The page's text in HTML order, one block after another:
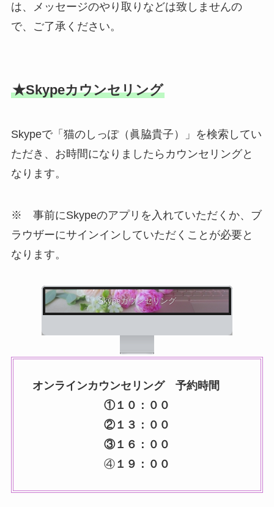
は、メッセージのやり取りなどは致しませんの
で、ご了承ください。
★Skypeカウンセリング
Skypeで「猫のしっぽ（眞脇貴子）」を検索してい
ただき、お時間になりましたらカウンセリングと
なります。
※ 事前にSkypeのアプリを入れていただくか、ブ
ラウザーにサインインしていただくことが必要と
なります。
Skypeカウンセリング
オンラインカウンセリング 予約時間
①１０：００
②１３：００
③１６：００
④ １９：００